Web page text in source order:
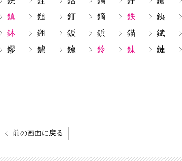
鎮
鎚 釘 鏑 鉄 銕
鉢
鎺 鈑 鋲 錨 錻
鏐
鑢 鐐 鈴 錬 鏈
前の画面に戻る